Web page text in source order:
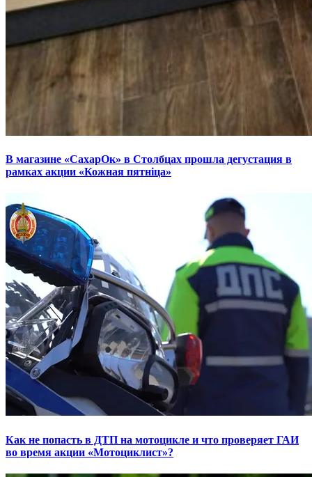
В магазине «СахарОк» в Столбцах прошла дегустация в
рамках акции «Кожная пятніца»
Как не попасть в ДТП на мотоцикле и что проверяет ГАИ
во время акции «Мотоциклист»?